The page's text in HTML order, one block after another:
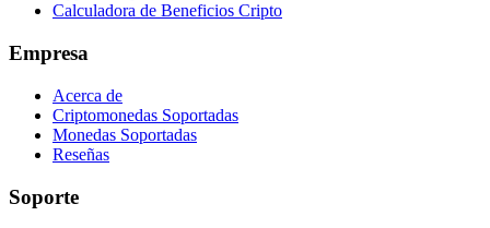
Calculadora de Beneficios Cripto
Empresa
Acerca de
Criptomonedas Soportadas
Monedas Soportadas
Reseñas
Soporte